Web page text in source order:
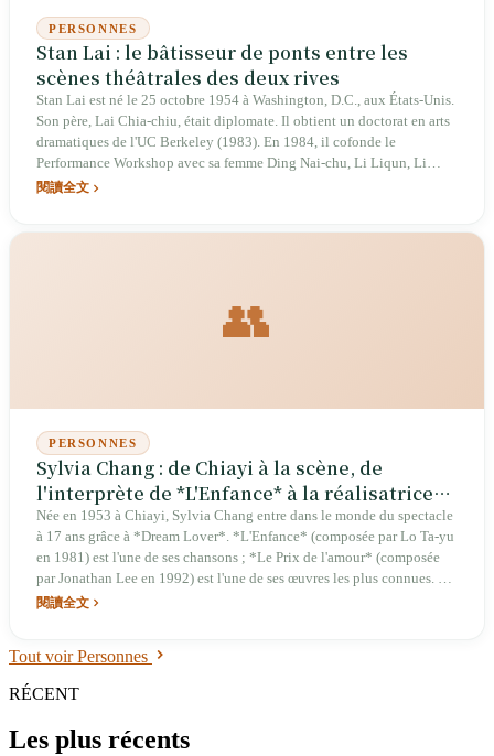
PERSONNES
Stan Lai : le bâtisseur de ponts entre les
scènes théâtrales des deux rives
Stan Lai est né le 25 octobre 1954 à Washington, D.C., aux États-Unis.
Son père, Lai Chia-chiu, était diplomate. Il obtient un doctorat en arts
dramatiques de l'UC Berkeley (1983). En 1984, il cofonde le
Performance Workshop avec sa femme Ding Nai-chu, Li Liqun, Li
Guoxiu et d'autres. En 1986, Secret Love in Peach Blossom Land est
théâtre sinophone les plus influents des deux rives. En 2015, le
閱讀全文
👥
PERSONNES
Sylvia Chang : de Chiayi à la scène, de
l'interprète de *L'Enfance* à la réalisatrice
de *Love Education*
Née en 1953 à Chiayi, Sylvia Chang entre dans le monde du spectacle
à 17 ans grâce à *Dream Lover*. *L'Enfance* (composée par Lo Ta-yu
en 1981) est l'une de ses chansons ; *Le Prix de l'amour* (composée
par Jonathan Lee en 1992) est l'une de ses œuvres les plus connues. En
1986, *My Favorite* lui vaut le Golden Horse de la meilleure actrice ;
réalisatrice et chanteuse : trois identités, plus de cinquante ans de
閱讀全文
Tout voir Personnes
RÉCENT
Les plus récents